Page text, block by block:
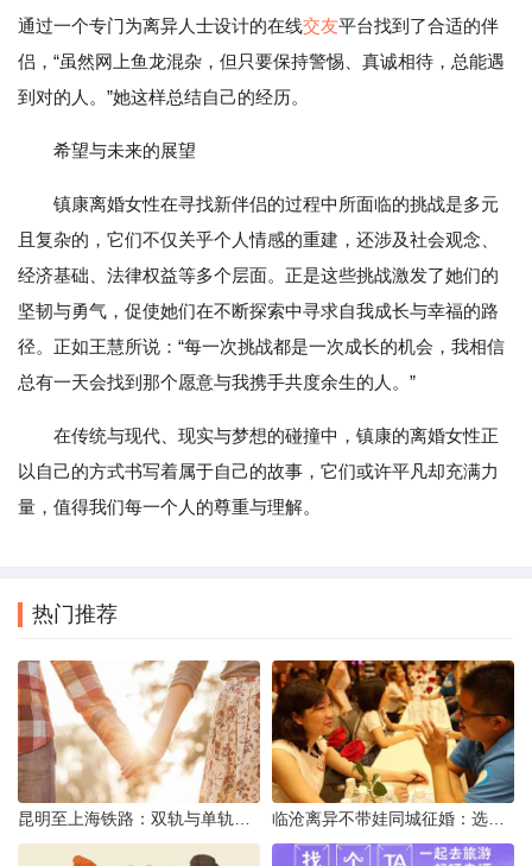
通过一个专门为离异人士设计的在线交友平台找到了合适的伴
侣，“虽然网上鱼龙混杂，但只要保持警惕、真诚相待，总能遇
到对的人。”她这样总结自己的经历。
希望与未来的展望
镇康离婚女性在寻找新伴侣的过程中所面临的挑战是多元
且复杂的，它们不仅关乎个人情感的重建，还涉及社会观念、
经济基础、法律权益等多个层面。正是这些挑战激发了她们的
坚韧与勇气，促使她们在不断探索中寻求自我成长与幸福的路
径。正如王慧所说：“每一次挑战都是一次成长的机会，我相信
总有一天会找到那个愿意与我携手共度余生的人。”
在传统与现代、现实与梦想的碰撞中，镇康的离婚女性正
以自己的方式书写着属于自己的故事，它们或许平凡却充满力
量，值得我们每一个人的尊重与理解。
热门推荐